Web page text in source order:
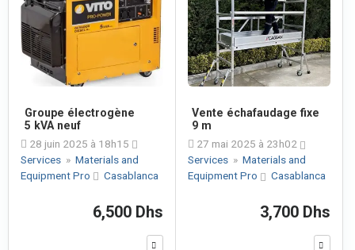
Groupe électrogène
5 kVA neuf
28 juin 2025 à 18h15
Services » Materials and
Equipment Pro
Casablanca
6,500 Dhs
Vente échafaudage fixe
9 m
27 mai 2025 à 23h02
Services » Materials and
Equipment Pro
Casablanca
3,700 Dhs